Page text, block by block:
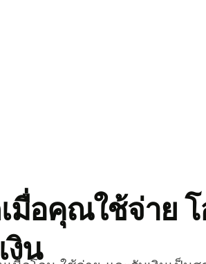
มื่อคุณใช้จ่าย โ
งิน